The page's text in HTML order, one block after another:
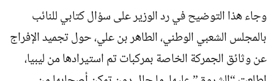
وجاء هذا التوضيح في رد الوزير على سؤال كتابي للنائب
بالمجلس الشعبي الوطني، الطاهر بن علي، حول تجميد الإفراج
عن وثائق الجمركة الخاصة بمركبات تم استيرادها من ليبيا،